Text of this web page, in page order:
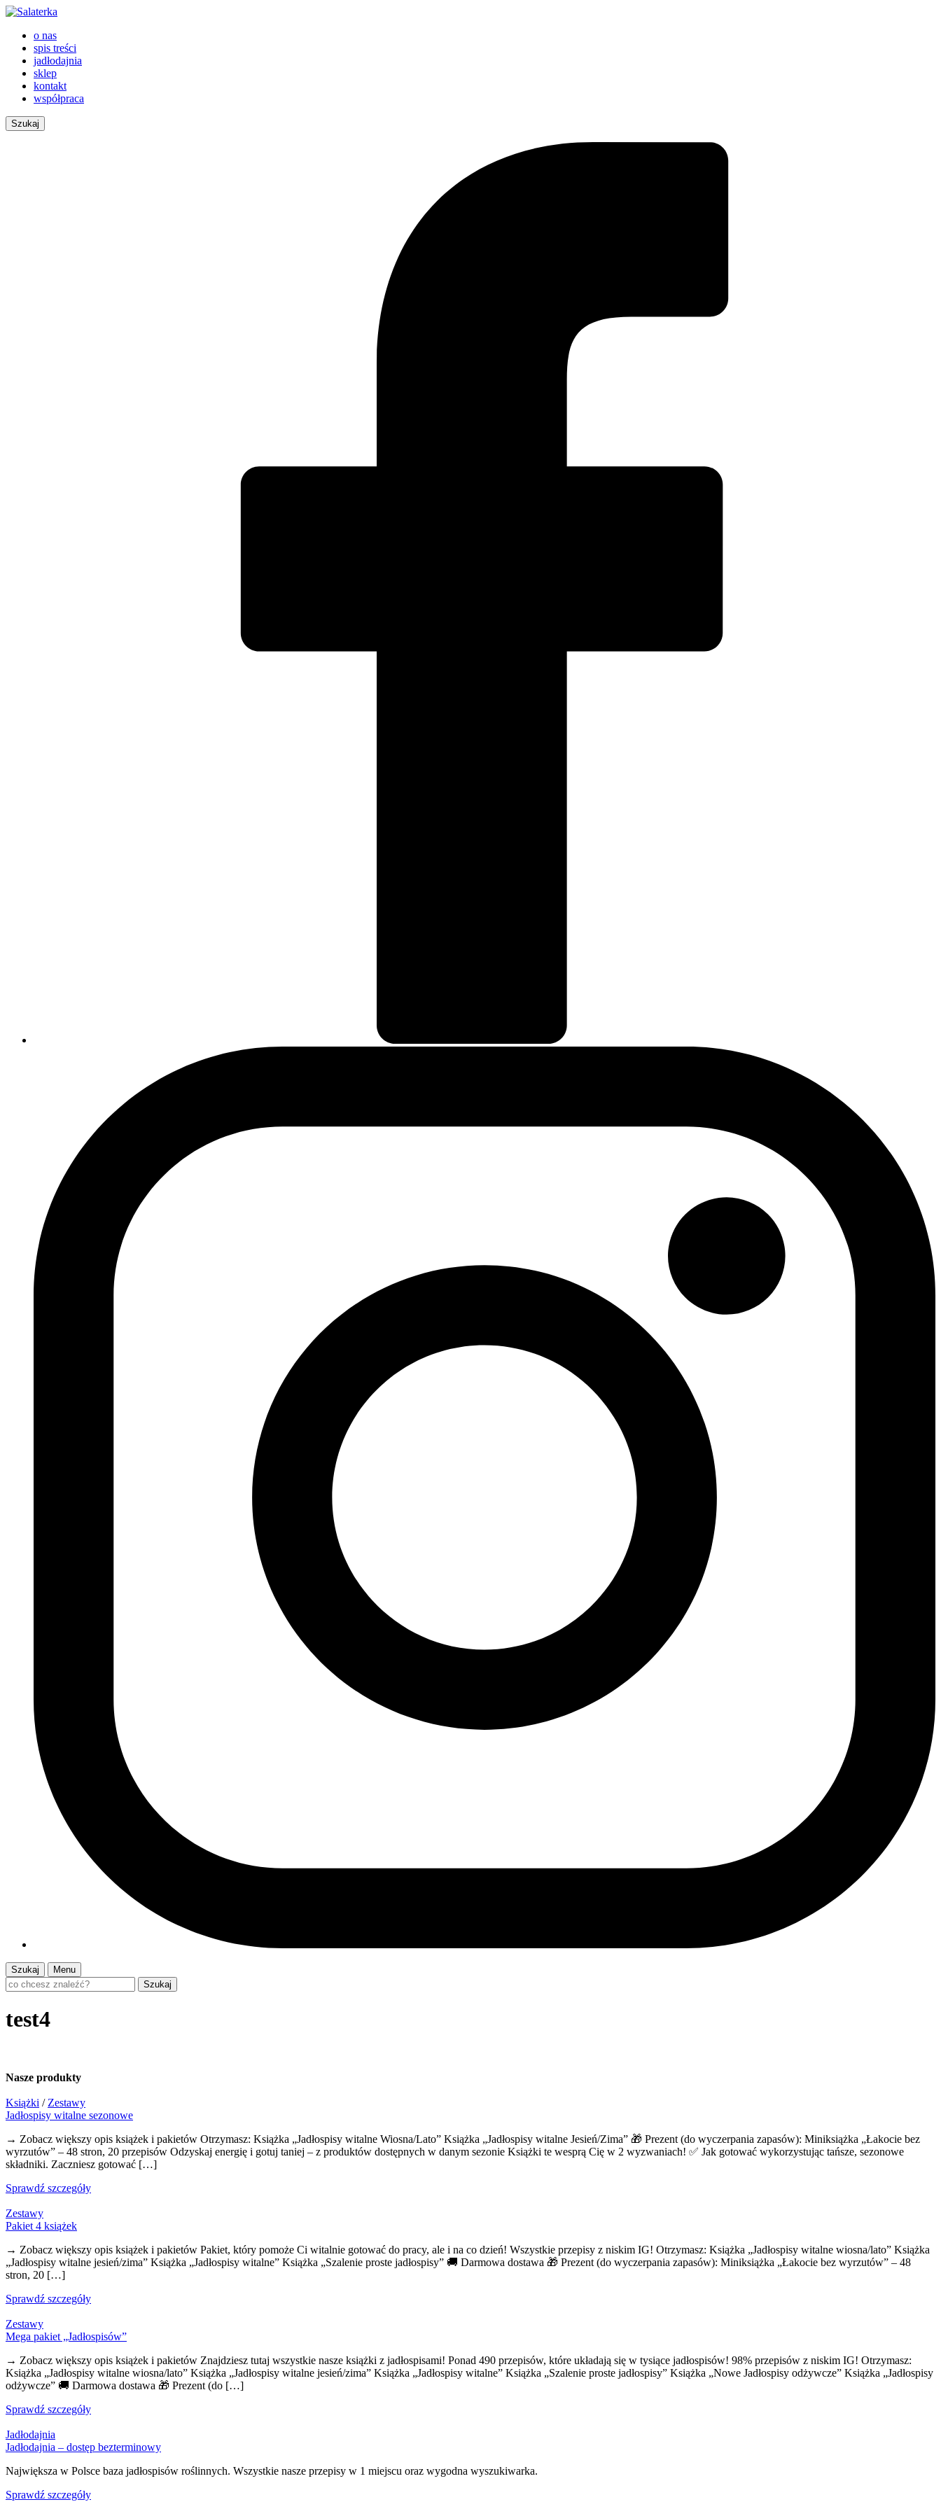
o nas
spis treści
jadłodajnia
sklep
kontakt
współpraca
Szukaj
Szukaj
Menu
Szukaj
test4
Nasze produkty
Książki / Zestawy
Jadłospisy witalne sezonowe
→ Zobacz większy opis książek i pakietów Otrzymasz: Książka „Jadłospisy witalne Wiosna/Lato” Książka „Jadłospisy witalne Jesień/Zima” 🎁 Prezent (do wyczerpania zapasów): Miniksiążka „Łakocie bez
wyrzutów” – 48 stron, 20 przepisów Odzyskaj energię i gotuj taniej – z produktów dostępnych w danym sezonie Książki te wesprą Cię w 2 wyzwaniach! ✅ Jak gotować wykorzystując tańsze, sezonowe
składniki. Zaczniesz gotować […]
Sprawdź szczegóły
Zestawy
Pakiet 4 książek
→ Zobacz większy opis książek i pakietów Pakiet, który pomoże Ci witalnie gotować do pracy, ale i na co dzień! Wszystkie przepisy z niskim IG! Otrzymasz: Książka „Jadłospisy witalne wiosna/lato” Książka
„Jadłospisy witalne jesień/zima” Książka „Jadłospisy witalne” Książka „Szalenie proste jadłospisy” 🚚 Darmowa dostawa 🎁 Prezent (do wyczerpania zapasów): Miniksiążka „Łakocie bez wyrzutów” – 48
stron, 20 […]
Sprawdź szczegóły
Zestawy
Mega pakiet „Jadłospisów”
→ Zobacz większy opis książek i pakietów Znajdziesz tutaj wszystkie nasze książki z jadłospisami! Ponad 490 przepisów, które układają się w tysiące jadłospisów! 98% przepisów z niskim IG! Otrzymasz:
Książka „Jadłospisy witalne wiosna/lato” Książka „Jadłospisy witalne jesień/zima” Książka „Jadłospisy witalne” Książka „Szalenie proste jadłospisy” Książka „Nowe Jadłospisy odżywcze” Książka „Jadłospisy
odżywcze” 🚚 Darmowa dostawa 🎁 Prezent (do […]
Sprawdź szczegóły
Jadłodajnia
Jadłodajnia – dostęp bezterminowy
Największa w Polsce baza jadłospisów roślinnych. Wszystkie nasze przepisy w 1 miejscu oraz wygodna wyszukiwarka.
Sprawdź szczegóły